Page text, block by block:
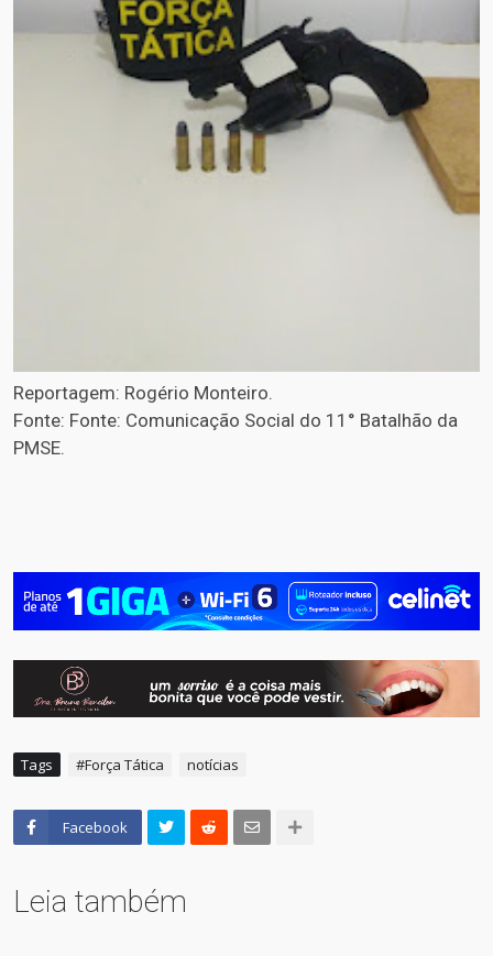
Reportagem: Rogério Monteiro.
Fonte: Fonte: Comunicação Social do 11° Batalhão da
PMSE.
Tags #Força Tática notícias
Facebook
Leia também